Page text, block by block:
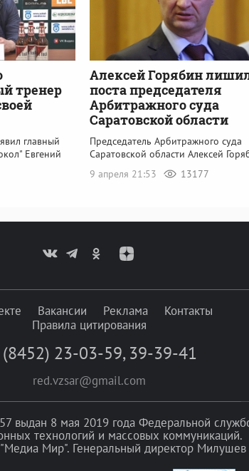
тренер
главный
Евгений
Алексей Горябин
поста председателя
Арбитражного суда
Саратовской области
Председатель Арбитражного суда
Саратовской области Алексей
9 апреля 21:53
13177
Вакансии Реклама
Контакты
Правила цитирования
(8452) 23-03-59, 39-39-41
red.vzsar@gmail.com
8 мая 2019 года Федеральной
технологий и массовых коммуникаций.
Мир". Генеральный директор